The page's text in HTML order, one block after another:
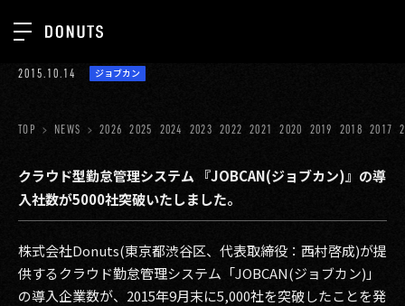
ジョブカン
ゲーム
ミクチャ
医療(CLIUS)
出版メディア
TOP
ABOUT
SERVICES
GROUP
RECRUIT
CONTACT
2015.10.14 ジョブカン
TOP NEWS 2026 2025 2024 2023 2022 2021 2020 2019 2018 2017
クラウド型勤怠管理システム 『JOBCAN(ジョブカン)』の導
入社数が5000社突破いたしました。
株式会社Donuts(東京都渋谷区、代表取締役：西村啓成)が提
供するクラウド勤怠管理システム「JOBCAN(ジョブカン)」
の導入企業数が、2015年9月末に5,000社を突破したことを発